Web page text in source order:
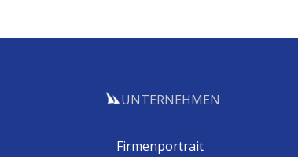
UNTERNEHMEN
Firmenportrait